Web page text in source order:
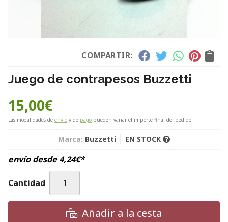
COMPARTIR:
Juego de contrapesos Buzzetti
15,00€
Las modalidades de envío y de pago pueden variar el importe final del pedido.
Marca: Buzzetti EN STOCK
envío desde4,24€*
Cantidad
Añadir a la cesta